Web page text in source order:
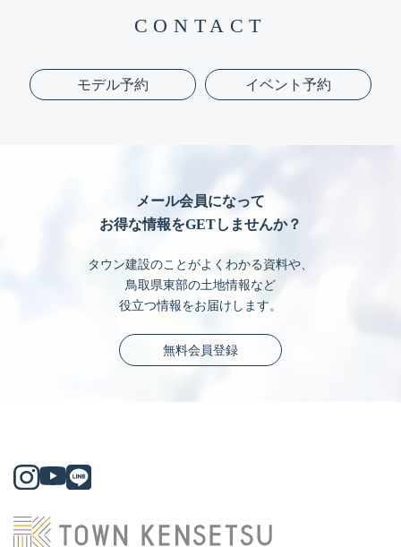
CONTACT
モデル予約 イベント予約
メール会員になって
お得な情報をGETしませんか？
タウン建設のことがよくわかる資料や、
鳥取県東部の土地情報など
役立つ情報をお届けします。
無料会員登録